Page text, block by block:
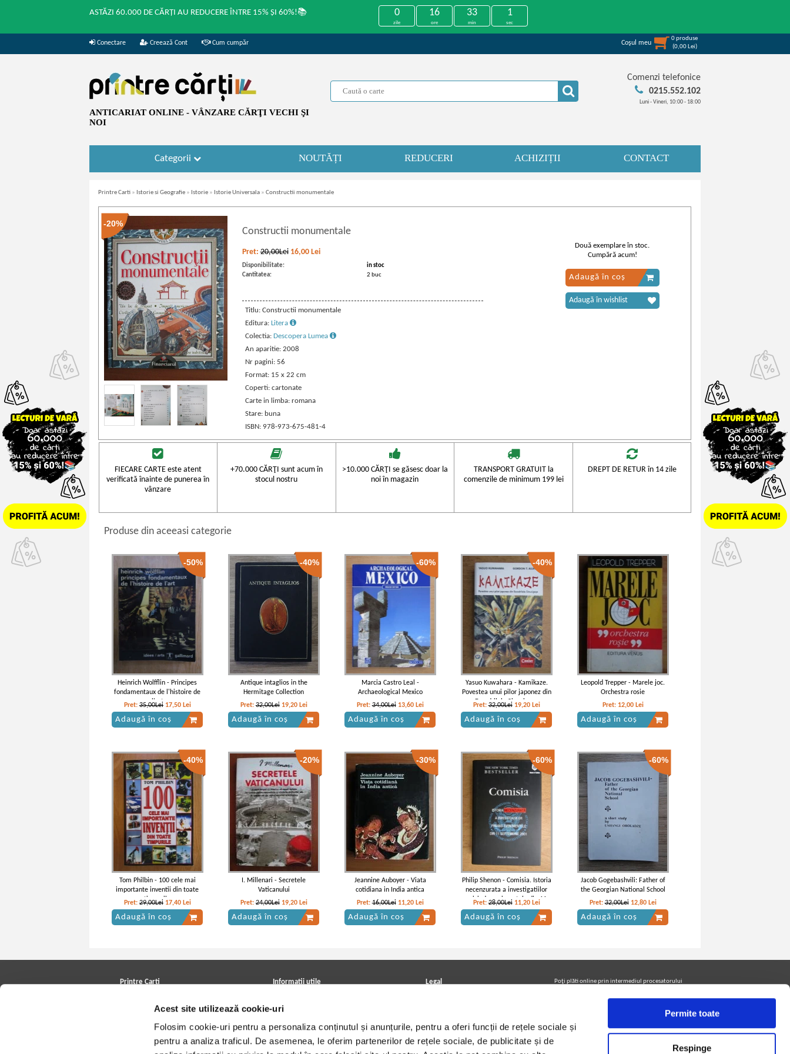
Acest site utilizează cookie-uri
Folosim cookie-uri pentru a personaliza conținutul și anunțurile, pentru a oferi funcții de rețele sociale și
pentru a analiza traficul. De asemenea, le oferim partenerilor de rețele sociale, de publicitate și de
Permite toate
Respinge
ASTĂZI 60.000 DE CĂRȚI AU REDUCERE ÎNTRE 15% ȘI 60%!📚 0
zile
16
ore
33
min
1
sec
Conectare Creează Cont Cum cumpăr Coşul meu
0produse
(0,00 Lei)
ANTICARIAT ONLINE - VÂNZARE CĂRŢI VECHI ŞI
NOI
Comenzi telefonice
0215.552.102
Luni - Vineri, 10:00 - 18:00
Categorii NOUTĂȚI REDUCERI ACHIZIȚII CONTACT
Printre Carti » Istorie si Geografie » Istorie » Istorie Universala » Constructii monumentale
-20%
Constructii monumentale
Pret:20,00Lei 16,00 Lei
Disponibilitate:
in stoc
Cantitatea:
2 buc
Titlu: Constructii monumentale
Editura: Litera
Colectia: Descopera Lumea
An aparitie: 2008
Nr pagini: 56
Format: 15 x 22 cm
Coperti: cartonate
Carte in limba: romana
Stare: buna
ISBN: 978-973-675-481-4
Două exemplare în stoc.
Cumpără acum!
Adaugă în coș
Adaugă în wishlist
FIECARE CARTE este atent
verificată înainte de punerea în
vânzare
+70.000 CĂRŢI sunt acum în
stocul nostru
>10.000 CĂRŢI se găsesc doar la
noi în magazin
TRANSPORT GRATUIT la
comenzile de minimum 199 lei
DREPT DE RETUR în 14 zile
Produse din aceeasi categorie
-50%
Heinrich Wolfflin - Principes
fondamentaux de l'histoire de
l'art
Pret: 35,00Lei 17,50 Lei
Adaugă în coș
-40%
Antique intaglios in the
Hermitage Collection
Pret:32,00Lei 19,20 Lei
Adaugă în coș
-60%
Marcia Castro Leal -
Archaeological Mexico
Pret:34,00Lei 13,60 Lei
Adaugă în coș
-40%
Yasuo Kuwahara - Kamikaze.
Povestea unui pilor japonez din
Escadrilele Sinucigase
Pret:32,00Lei 19,20 Lei
Adaugă în coș
Leopold Trepper - Marele joc.
Orchestra rosie
Pret: 12,00 Lei
Adaugă în coș
-40%
Tom Philbin - 100 cele mai
importante inventii din toate
timpurile
Pret: 29,00Lei 17,40 Lei
Adaugă în coș
-20%
I. Millenari - Secretele
Vaticanului
Pret:24,00Lei 19,20 Lei
Adaugă în coș
-30%
Jeannine Auboyer - Viata
cotidiana in India antica
Pret:16,00Lei 11,20 Lei
Adaugă în coș
-60%
Philip Shenon - Comisia. Istoria
necenzurata a investigatiilor
privind evenimentele din 11
septembrie 2001
Pret:28,00Lei 11,20 Lei
Adaugă în coș
-60%
Jacob Gogebashvili: Father of
the Georgian National School
Pret:32,00Lei 12,80 Lei
Adaugă în coș
Printre Carti
Cele mai căutate cărți
Informatii utile
Achizitii viniluri, casete, CD/DVD
Cum cumpar?
Politica de livrare
Retur comenzi
Legal
Termeni si conditii
Utilizare cookie-uri
Poţi plăti online prin intermediul procesatorului
Urmăreşte-ne pe facebook pentru a fi la curent cu